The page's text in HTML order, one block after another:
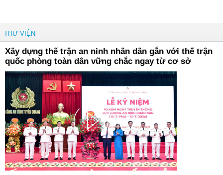
THƯ VIỆN
Xây dựng thế trận an ninh nhân dân gắn với thế trận
quốc phòng toàn dân vững chắc ngay từ cơ sở